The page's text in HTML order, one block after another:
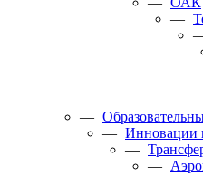
—
—
— Инновации
—
—